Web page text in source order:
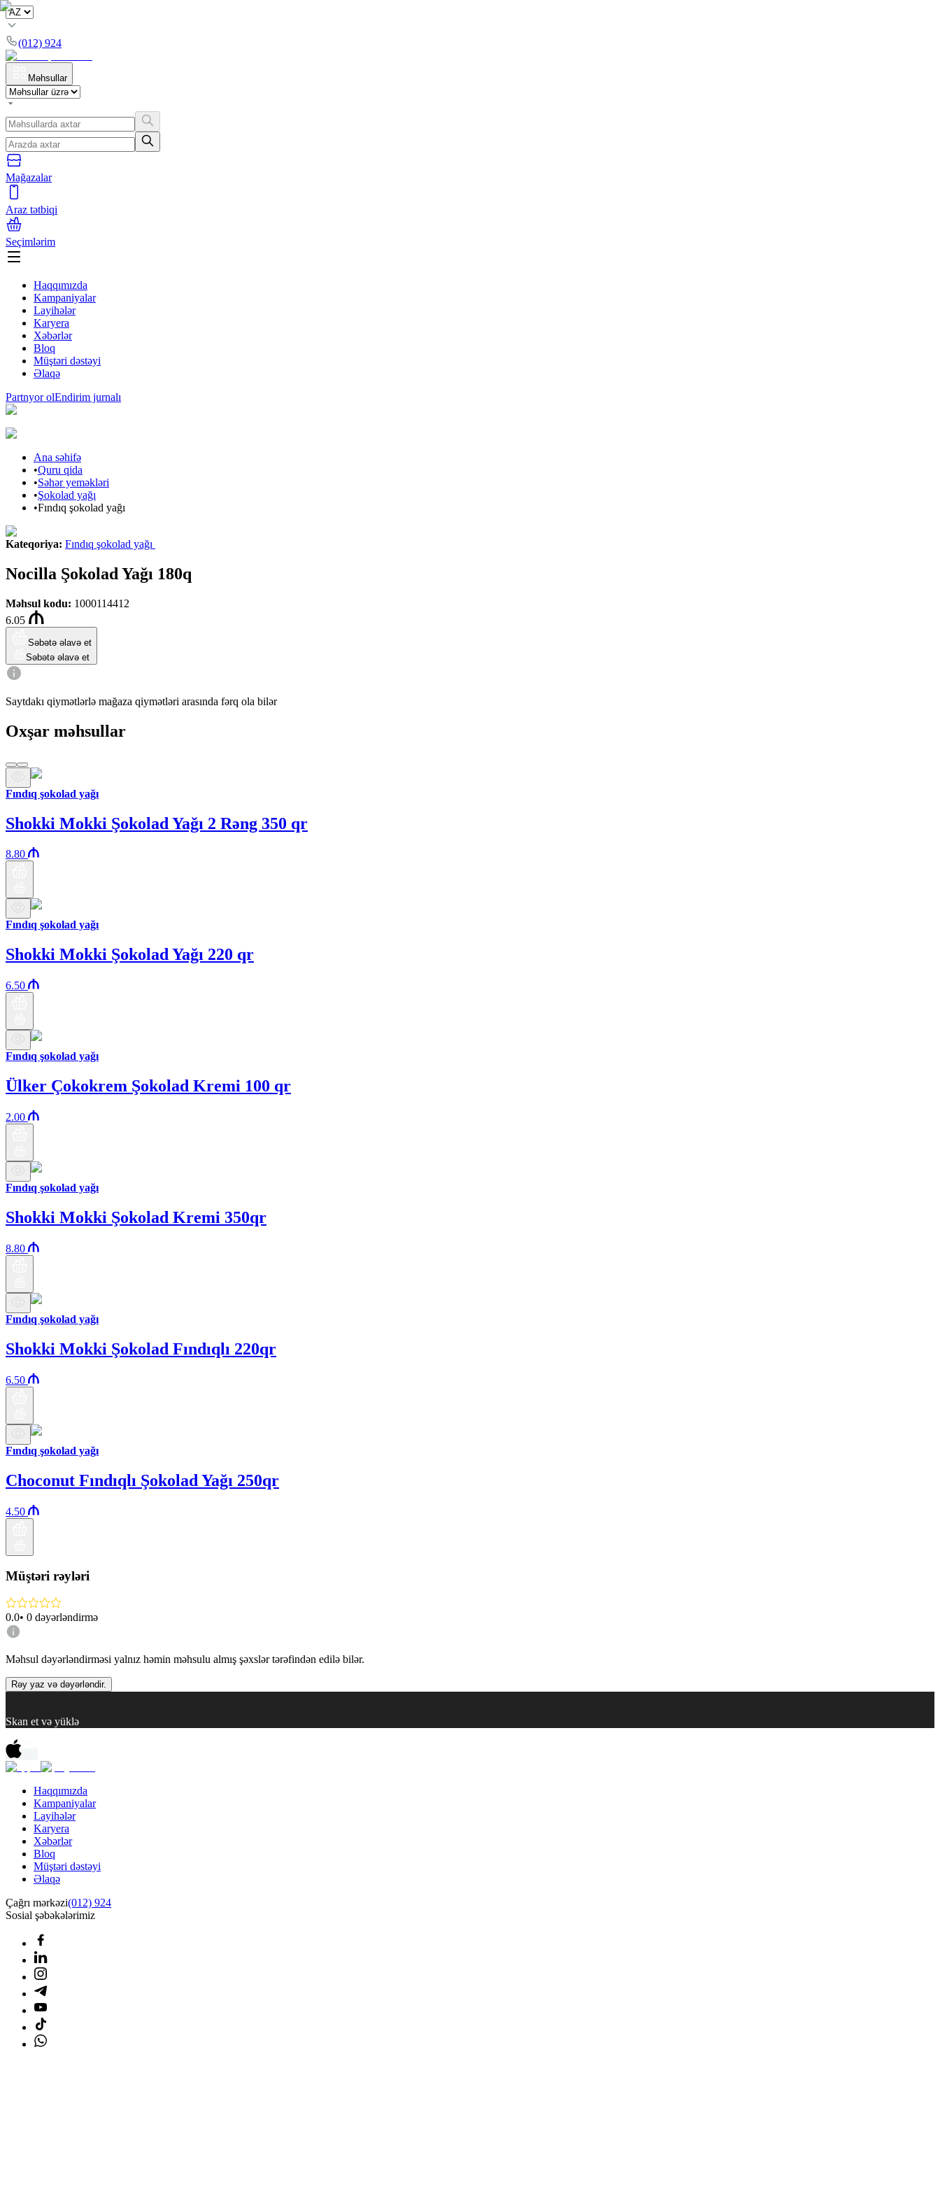
(012) 924
Məhsullar
Mağazalar
Araz tətbiqi
Seçimlərim
Haqqımızda
Kampaniyalar
Layihələr
Karyera
Xəbərlər
Bloq
Müştəri dəstəyi
Əlaqə
Partnyor olEndirim jurnalı
Ana səhifə
•Quru qida
•Səhər yeməkləri
•Şokolad yağı
•Fındıq şokolad yağı
Kateqoriya: Fındıq şokolad yağı
Nocilla Şokolad Yağı 180q
Məhsul kodu: 1000114412
6.05
Səbətə əlavə et
Səbətə əlavə et
Saytdakı qiymətlərlə mağaza qiymətləri arasında fərq ola bilər
Oxşar məhsullar
Fındıq şokolad yağı
Shokki Mokki Şokolad Yağı 2 Rəng 350 qr
8.80
Fındıq şokolad yağı
Shokki Mokki Şokolad Yağı 220 qr
6.50
Fındıq şokolad yağı
Ülker Çokokrem Şokolad Kremi 100 qr
2.00
Fındıq şokolad yağı
Shokki Mokki Şokolad Kremi 350qr
8.80
Fındıq şokolad yağı
Shokki Mokki Şokolad Fındıqlı 220qr
6.50
Fındıq şokolad yağı
Choconut Fındıqlı Şokolad Yağı 250qr
4.50
Müştəri rəyləri
0.0• 0 dəyərləndirmə
Məhsul dəyərləndirməsi yalnız həmin məhsulu almış şəxslər tərəfindən edilə bilər.
Rəy yaz və dəyərləndir.
Skan et və yüklə
Haqqımızda
Kampaniyalar
Layihələr
Karyera
Xəbərlər
Bloq
Müştəri dəstəyi
Əlaqə
Çağrı mərkəzi(012) 924
Sosial şəbəkələrimiz